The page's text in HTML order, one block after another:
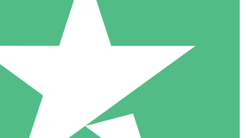
Creditpakketten
met downloadtegoeden. Geen maandelijkse
1000